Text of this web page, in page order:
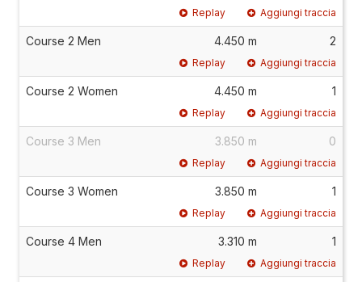
Replay Aggiungi traccia
Course 2 Men 4.450 m 2
Replay Aggiungi traccia
Course 2 Women 4.450 m 1
Replay Aggiungi traccia
Course 3 Men 3.850 m 0
Replay Aggiungi traccia
Course 3 Women 3.850 m 1
Replay Aggiungi traccia
Course 4 Men 3.310 m 1
Replay Aggiungi traccia